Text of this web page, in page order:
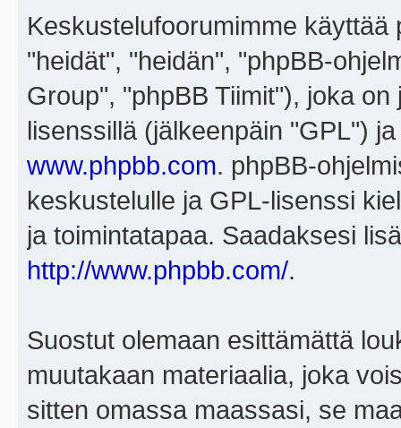
Keskustelufoorumimme
"heidät", "heidän", "phpBB-
Group", "phpBB Tiimit"), joka on
lisenssillä (jälkeenpäin "GPL")
www.phpbb.com. phpBB-
keskustelulle ja GPL-lisenssi
ja toimintatapaa. Saadaksesi
http://www.phpbb.com/.
Suostut olemaan esittämättä
muutakaan materiaalia, joka
sitten omassa maassasi, se